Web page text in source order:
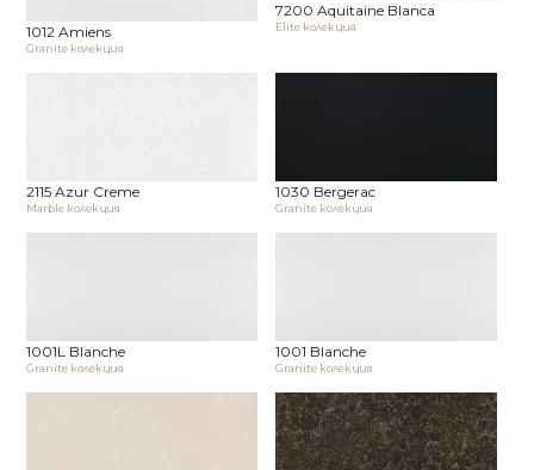
1012 Amiens
Granite колекция
7200 Aquitaine Blanca
Elite колекция
2115 Azur Creme
Marble колекция
1030 Bergerac
Granite колекция
1001L Blanche
Granite колекция
1001 Blanche
Granite колекция